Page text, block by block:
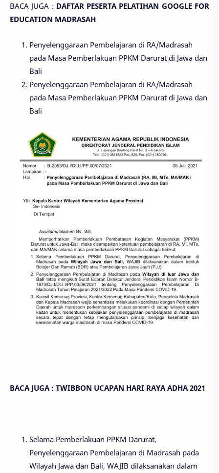
BACA JUGA : DAFTAR PESERTA PELATIHAN GOOGLE FOR
EDUCATION MADRASAH
Penyelenggaraan Pembelajaran di RA/Madrasah
pada Masa Pemberlakuan PPKM Darurat di Jawa dan
Bali
Penyelenggaraan Pembelajaran di RA/Madrasah
pada Masa Pemberlakuan PPKM Darurat di Jawa dan
Bali
BACA JUGA : TWIBBON UCAPAN HARI RAYA ADHA 2021
Selama Pemberlakuan PPKM Darurat,
Penyelenggaraan Pembelajaran di Madrasah pada
Wilayah Jawa dan Bali, WAJIB dilaksanakan dalam